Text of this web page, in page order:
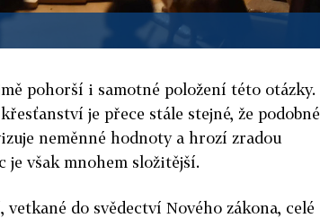
pohorší i samotné položení této otázky.
je přece stále stejné, že podobné
neměnné hodnoty a hrozí zradou
je však mnohem složitější.
do svědectví Nového zákona, celé